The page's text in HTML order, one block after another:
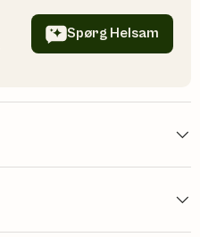
Spørg Helsam